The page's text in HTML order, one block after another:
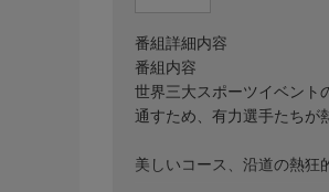
番組詳細内容
番組内容
世界三大スポーツイベント
通すため、有力選手たちが
美しいコース、沿道の熱狂